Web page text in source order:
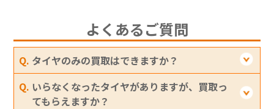
よくあるご質問
Q. タイヤのみの買取はできますか？
Q. いらなくなったタイヤがありますが、買取っ
てもらえますか？